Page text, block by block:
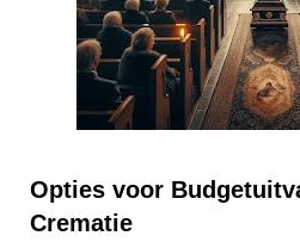
Opties voor
Crematie